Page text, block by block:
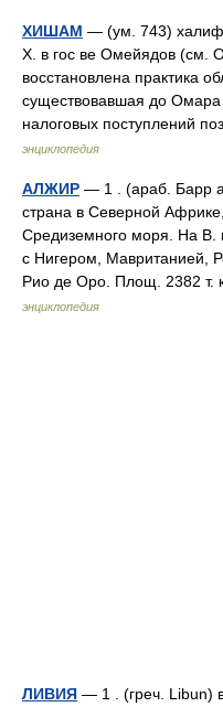
ХИШАМ — (ум. 743) халиф
X. в гос ве Омейядов (см.
восстановлена практика
существовавшая до Омара
налоговых поступлений
энциклопедия
АЛЖИР — 1 . (араб. Барр
страна в Северной
Средиземного моря. На В.
с Нигером, Мавританией,
Рио де Оро. Площ. 2382
энциклопедия
ЛИВИЯ — 1 . (греч. Libun)